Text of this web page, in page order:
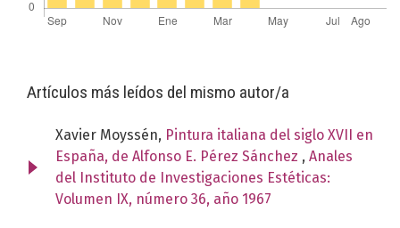
Artículos más leídos del mismo autor/a
Xavier Moyssén, Pintura italiana del siglo XVII en
España, de Alfonso E. Pérez Sánchez , Anales
del Instituto de Investigaciones Estéticas:
Volumen IX, número 36, año 1967